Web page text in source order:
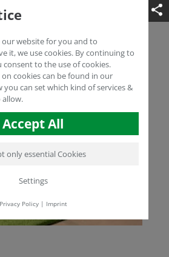
website for you and to
it, we use cookies. By continuing to
consent to the use of cookies.
cookies can be found in our
you can set which kind of services &
Accept All
only essential Cookies
Settings
Privacy Policy| Imprint